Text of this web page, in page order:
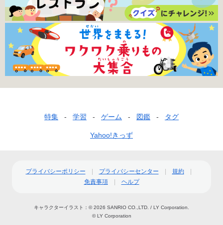
特集 学習 ゲーム 図鑑 タグ
Yahoo!きっず
プライバシーポリシー プライバシーセンター
規約
免責事項
ヘルプ
キャラクターイラスト： © 2026 SANRIO CO.,LTD. / LY Corporation.
© LY Corporation